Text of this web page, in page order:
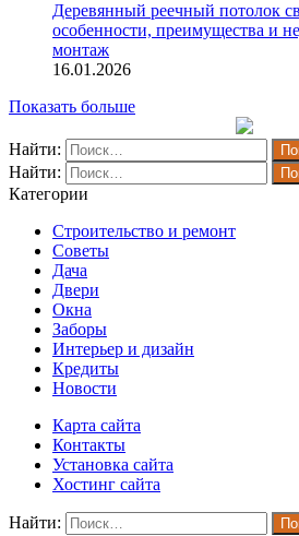
Деревянный реечный потолок
особенности, преимущества и
монтаж
16.01.2026
Показать больше
Найти:
Найти:
Категории
Строительство и ремонт
Советы
Дача
Двери
Окна
Заборы
Интерьер и дизайн
Кредиты
Новости
Карта сайта
Контакты
Установка сайта
Хостинг сайта
Найти: